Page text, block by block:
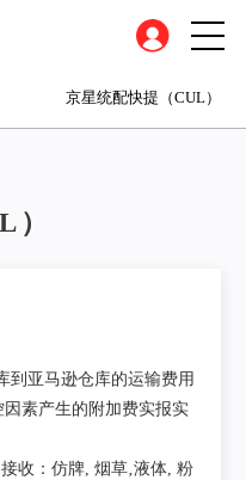
京星统配快提（CUL）
）
到亚马逊仓库的运输费用
素产生的附加费实报实
收：仿牌, 烟草‚液体, 粉